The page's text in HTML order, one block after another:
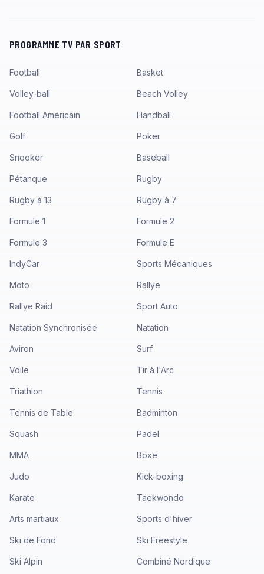
PROGRAMME TV PAR SPORT
Football Basket
Volley-ball Beach Volley
Football Américain Handball
Golf Poker
Snooker Baseball
Pétanque Rugby
Rugby à 13 Rugby à 7
Formule 1 Formule 2
Formule 3 Formule E
IndyCar Sports Mécaniques
Moto Rallye
Rallye Raid Sport Auto
Natation Synchronisée Natation
Aviron Surf
Voile Tir à l'Arc
Triathlon Tennis
Tennis de Table Badminton
Squash Padel
MMA Boxe
Judo Kick-boxing
Karate Taekwondo
Arts martiaux Sports d'hiver
Ski de Fond Ski Freestyle
Ski Alpin Combiné Nordique